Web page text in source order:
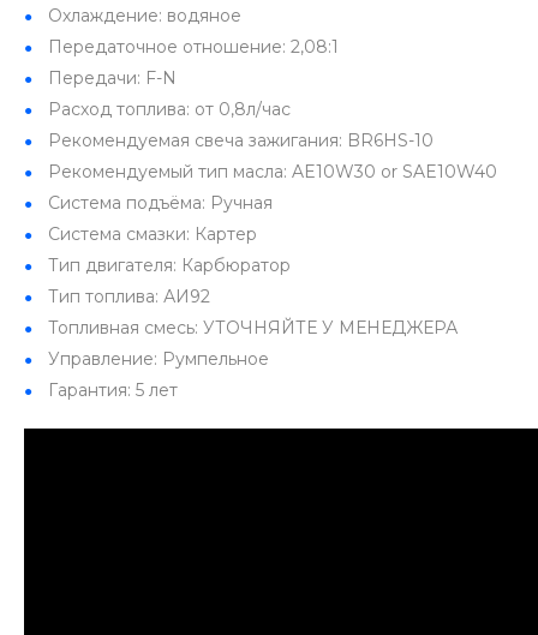
Охлаждение: водяное
Передаточное отношение: 2,08:1
Передачи: F-N
Расход топлива: от 0,8л/час
Рекомендуемая свеча зажигания: BR6HS-10
Рекомендуемый тип масла: AE10W30 or SAE10W40
Система подъёма: Ручная
Система смазки: Картер
Тип двигателя: Карбюратор
Тип топлива: АИ92
Топливная смесь: УТОЧНЯЙТЕ У МЕНЕДЖЕРА
Управление: Румпельное
Гарантия: 5 лет